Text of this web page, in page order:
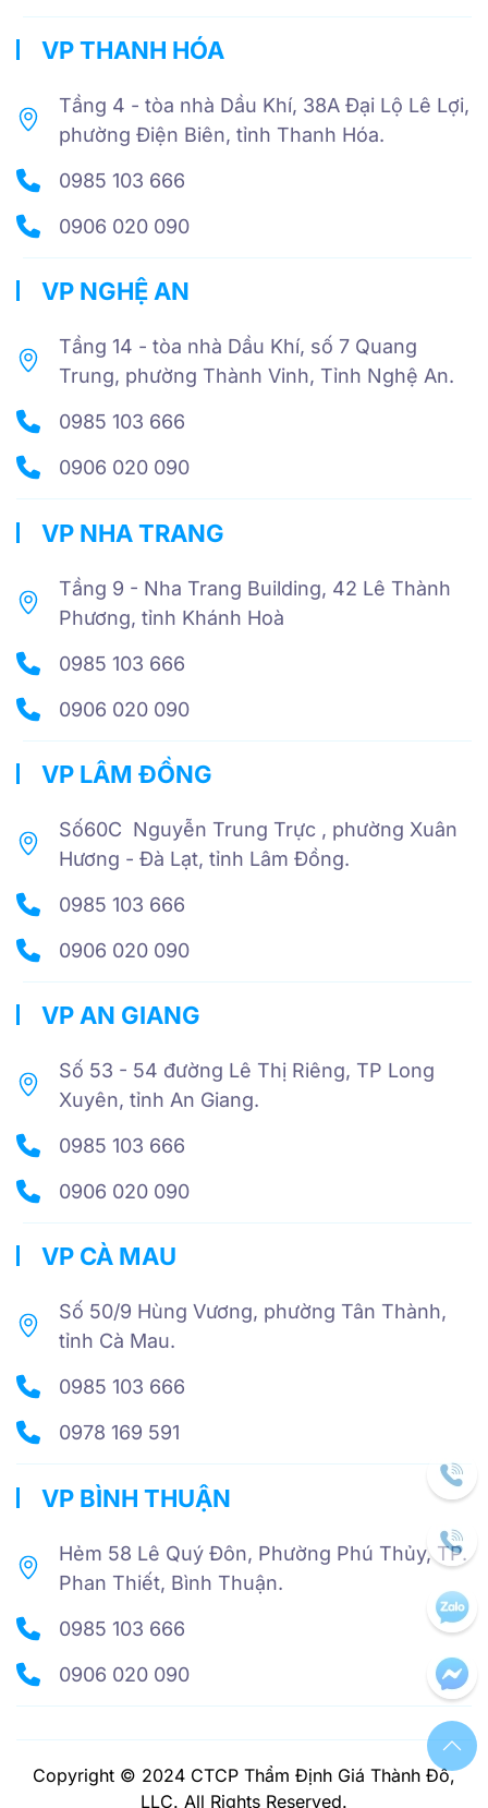
VP THANH HÓA
Tầng 4 - tòa nhà Dầu Khí, 38A Đại Lộ Lê Lợi,
phường Điện Biên, tỉnh Thanh Hóa.
0985 103 666
0906 020 090
VP NGHỆ AN
Tầng 14 - tòa nhà Dầu Khí, số 7 Quang
Trung, phường Thành Vinh, Tỉnh Nghệ An.
0985 103 666
0906 020 090
VP NHA TRANG
Tầng 9 - Nha Trang Building, 42 Lê Thành
Phương, tỉnh Khánh Hoà
0985 103 666
0906 020 090
VP LÂM ĐỒNG
Số60C Nguyễn Trung Trực , phường Xuân
Hương - Đà Lạt, tỉnh Lâm Đồng.
0985 103 666
0906 020 090
VP AN GIANG
Số 53 - 54 đường Lê Thị Riêng, TP Long
Xuyên, tỉnh An Giang.
0985 103 666
0906 020 090
VP CÀ MAU
Số 50/9 Hùng Vương, phường Tân Thành,
tỉnh Cà Mau.
0985 103 666
0978 169 591
VP BÌNH THUẬN
Hẻm 58 Lê Quý Đôn, Phường Phú Thủy, TP.
Phan Thiết, Bình Thuận.
0985 103 666
0906 020 090
Copyright © 2024 CTCP Thẩm Định Giá Thành Đô,
LLC. All Rights Reserved.